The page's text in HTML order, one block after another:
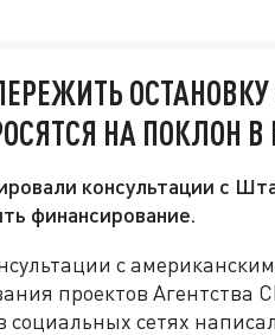
НА ПОКЛОН
консультации с
финансирование.
с
проектов
социальных сетях